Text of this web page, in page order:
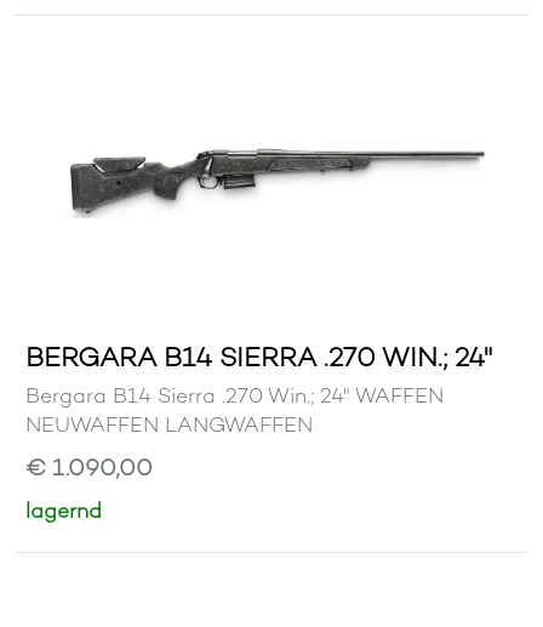
BERGARA B14 SIERRA .270 WIN.; 24"
Bergara B14 Sierra .270 Win.; 24" WAFFEN
NEUWAFFEN LANGWAFFEN
€ 1.090,00
lagernd